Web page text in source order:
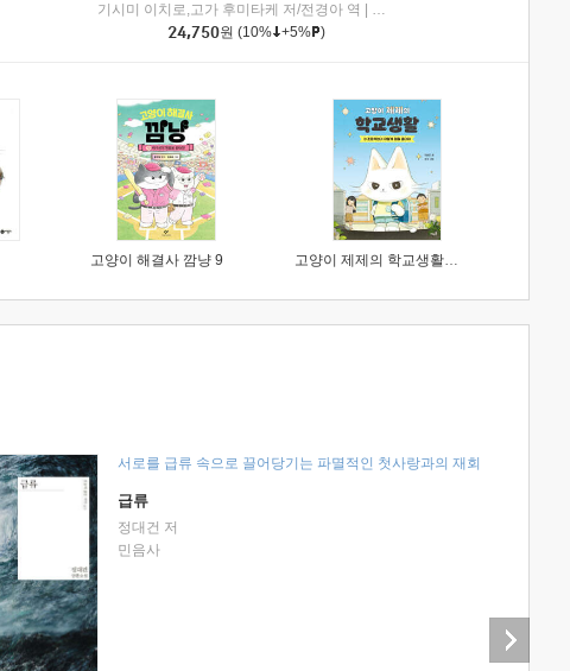
| 제이브리즈북스
기시미 이치로,고가 후미타케 저/전경아 역
인플루엔셜
24,750원 (10% +5% )
고양이 해결사 깜냥 9 고양이 제제의 학교생활 1 : 초등학생이 이렇게 힘들 줄이야
서로를 급류 속으로 끌어당기는 파멸적인 첫사랑과의 재회
급류
정대건 저
민음사